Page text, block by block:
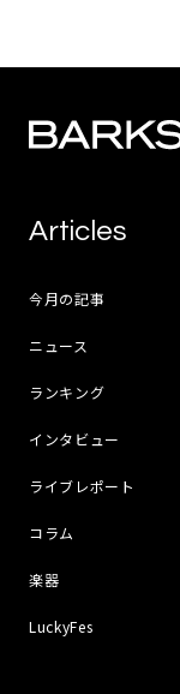
Articles
今月の記事
ニュース
ランキング
インタビュー
ライブレポート
コラム
楽器
LuckyFes